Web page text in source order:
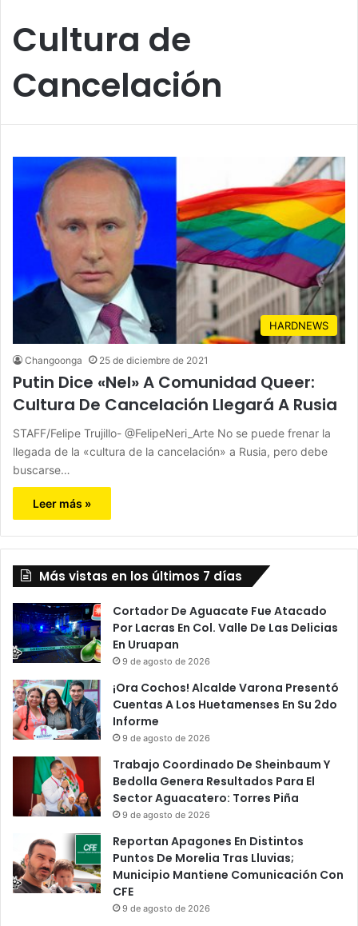
Cultura de
Cancelación
HARDNEWS
Changoonga 25 de diciembre de 2021
Putin Dice «Nel» A Comunidad Queer:
Cultura De Cancelación Llegará A Rusia
STAFF/Felipe Trujillo- @FelipeNeri_Arte No se puede frenar la
llegada de la «cultura de la cancelación» a Rusia, pero debe
buscarse…
Leer más »
Más vistas en los últimos 7 días
Cortador De Aguacate Fue Atacado
Por Lacras En Col. Valle De Las Delicias
En Uruapan
9 de agosto de 2026
¡Ora Cochos! Alcalde Varona Presentó
Cuentas A Los Huetamenses En Su 2do
Informe
9 de agosto de 2026
Trabajo Coordinado De Sheinbaum Y
Bedolla Genera Resultados Para El
Sector Aguacatero: Torres Piña
9 de agosto de 2026
Reportan Apagones En Distintos
Puntos De Morelia Tras Lluvias;
Municipio Mantiene Comunicación Con
CFE
9 de agosto de 2026